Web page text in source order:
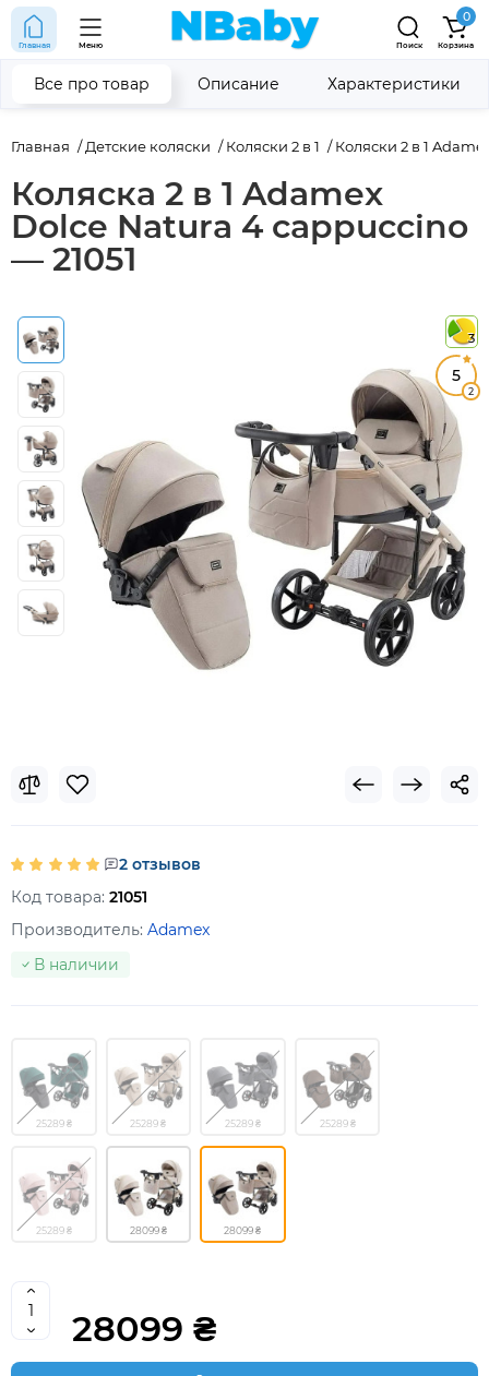
Главная Меню Поиск
0
Корзина
Главная Детские коляски Коляски 2 в 1 Коляски 2 в 1
Коляска 2 в 1 Adamex
Dolce Natura 4 cappuccino
— 21051
Все про товар Описание Характеристики
3
5
2
2 отзывов
Код товара: 21051
Производитель: Adamex
В наличии
25289 ₴ 25289 ₴ 25289 ₴ 25289 ₴
25289 ₴ 28099 ₴ 28099 ₴
28099 ₴